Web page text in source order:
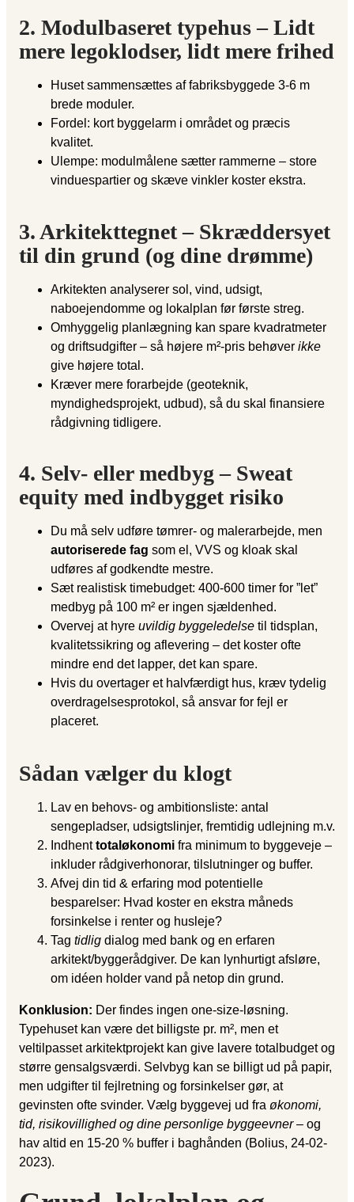
2. Modulbaseret typehus – Lidt
mere legoklodser, lidt mere frihed
Huset sammensættes af fabriksbyggede 3-6 m
brede moduler.
Fordel: kort byggelarm i området og præcis
kvalitet.
Ulempe: modulmålene sætter rammerne – store
vinduespartier og skæve vinkler koster ekstra.
3. Arkitekttegnet – Skræddersyet
til din grund (og dine drømme)
Arkitekten analyserer sol, vind, udsigt,
naboejendomme og lokalplan før første streg.
Omhyggelig planlægning kan spare kvadratmeter
og driftsudgifter – så højere m²-pris behøver ikke
give højere total.
Kræver mere forarbejde (geoteknik,
myndighedsprojekt, udbud), så du skal finansiere
rådgivning tidligere.
4. Selv- eller medbyg – Sweat
equity med indbygget risiko
Du må selv udføre tømrer- og malerarbejde, men
autoriserede fag som el, VVS og kloak skal
udføres af godkendte mestre.
Sæt realistisk timebudget: 400-600 timer for ”let”
medbyg på 100 m² er ingen sjældenhed.
Overvej at hyre uvildig byggeledelse til tidsplan,
kvalitetssikring og aflevering – det koster ofte
mindre end det lapper, det kan spare.
Hvis du overtager et halvfærdigt hus, kræv tydelig
overdragelsesprotokol, så ansvar for fejl er
placeret.
Sådan vælger du klogt
Lav en behovs- og ambitionsliste: antal
sengepladser, udsigtslinjer, fremtidig udlejning m.v.
Indhenttotaløkonomi fra minimum to byggeveje –
inkluder rådgiverhonorar, tilslutninger og buffer.
Afvej din tid & erfaring mod potentielle
besparelser: Hvad koster en ekstra måneds
forsinkelse i renter og husleje?
Tag tidlig dialog med bank og en erfaren
arkitekt/byggerådgiver. De kan lynhurtigt afsløre,
om idéen holder vand på netop din grund.
Konklusion: Der findes ingen one-size-løsning.
Typehuset kan være det billigste pr. m², men et
veltilpasset arkitektprojekt kan give lavere totalbudget og
større gensalgsværdi. Selvbyg kan se billigt ud på papir,
men udgifter til fejlretning og forsinkelser gør, at
gevinsten ofte svinder. Vælg byggevej ud fra økonomi,
tid, risikovillighed og dine personlige byggeevner– og
hav altid en 15-20 % buffer i baghånden (Bolius, 24-02-
2023).